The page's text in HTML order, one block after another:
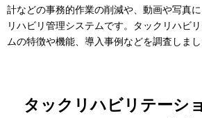
計などの事務的作業の削減や、動画や写真
リハビリ管理システムです。タックリハビ
ムの特徴や機能、導入事例などを調査しまし
タックリハビリテーシ